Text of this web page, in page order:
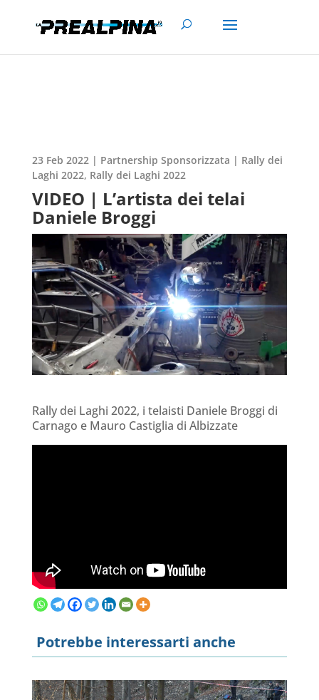
23 Feb 2022| Partnership Sponsorizzata | Rally dei
Laghi 2022, Rally dei Laghi 2022
VIDEO | L’artista dei telai
Daniele Broggi
Rally dei Laghi 2022, i telaisti Daniele Broggi di
Carnago e Mauro Castiglia di Albizzate
Potrebbe interessarti anche